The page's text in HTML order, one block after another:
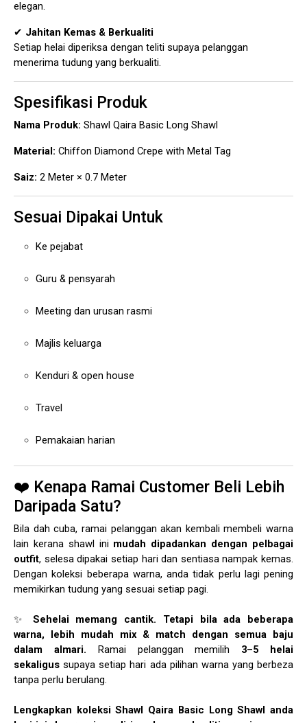
elegan.
✔ Jahitan Kemas & Berkualiti
Setiap helai diperiksa dengan teliti supaya pelanggan
menerima tudung yang berkualiti.
Spesifikasi Produk
Nama Produk: Shawl Qaira Basic Long Shawl
Material: Chiffon Diamond Crepe with Metal Tag
Saiz: 2 Meter × 0.7 Meter
Sesuai Dipakai Untuk
Ke pejabat
Guru & pensyarah
Meeting dan urusan rasmi
Majlis keluarga
Kenduri & open house
Travel
Pemakaian harian
❤️ Kenapa Ramai Customer Beli Lebih
Daripada Satu?
Bila dah cuba, ramai pelanggan akan kembali membeli warna
lain kerana shawl ini mudah dipadankan dengan pelbagai
outfit, selesa dipakai setiap hari dan sentiasa nampak kemas.
Dengan koleksi beberapa warna, anda tidak perlu lagi pening
memikirkan tudung yang sesuai setiap pagi.
✨ Sehelai memang cantik. Tetapi bila ada beberapa
warna, lebih mudah mix & match dengan semua baju
dalam almari. Ramai pelanggan memilih 3–5 helai
sekaligus supaya setiap hari ada pilihan warna yang berbeza
tanpa perlu berulang.
Lengkapkan koleksi Shawl Qaira Basic Long Shawl anda